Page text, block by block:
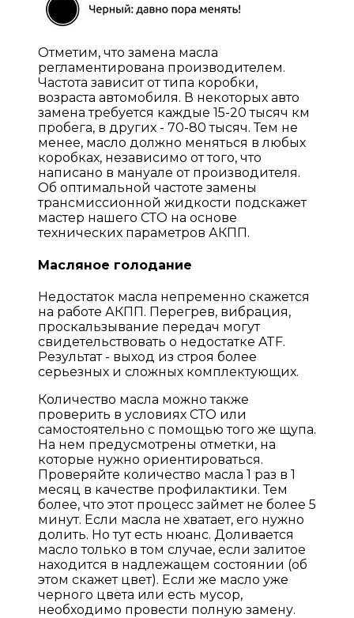
Отметим, что замена масла
регламентирована производителем.
Частота зависит от типа коробки,
возраста автомобиля. В некоторых авто
замена требуется каждые 15-20 тысяч км
пробега, в других - 70-80 тысяч. Тем не
менее, масло должно меняться в любых
коробках, независимо от того, что
написано в мануале от производителя.
Об оптимальной частоте замены
трансмиссионной жидкости подскажет
мастер нашего СТО на основе
технических параметров АКПП.
Масляное голодание
Недостаток масла непременно скажется
на работе АКПП. Перегрев, вибрация,
проскальзывание передач могут
свидетельствовать о недостатке ATF.
Результат - выход из строя более
серьезных и сложных комплектующих.
Количество масла можно также
проверить в условиях СТО или
самостоятельно с помощью того же щупа.
На нем предусмотрены отметки, на
которые нужно ориентироваться.
Проверяйте количество масла 1 раз в 1
месяц в качестве профилактики. Тем
более, что этот процесс займет не более 5
минут. Если масла не хватает, его нужно
долить. Но тут есть нюанс. Доливается
масло только в том случае, если залитое
находится в надлежащем состоянии (об
этом скажет цвет). Если же масло уже
черного цвета или есть мусор,
необходимо провести полную замену.